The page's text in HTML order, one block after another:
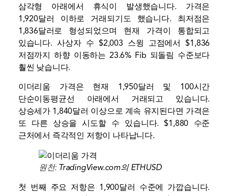
삼각형 아래에서 휴식이 발생했습니다. 가격은
1,920달러 이하로 거래되기도 했습니다. 최저점은
1,836달러로 형성되었으며 현재 가격이 통합되고
있습니다.사상자 수 $2,003 스윙 고점에서 $1,836
저점까지 하향 이동하는 23.6% Fib 되돌림 수준보다
훨씬 낮습니다.
이더리움 가격은 현재 1,950달러 및 100시간
단순이동평균선 아래에서 거래되고 있습니다.
상승세가 1,840달러 이상으로 계속 유지된다면 가격은
또 다른 상승을 시도할 수 있습니다. $1,880 수준
근처에서 즉각적인 저항이 나타납니다.
원천: TradingView.com의 ETHUSD
첫 번째 주요 저항은 1,900달러 수준에 가깝습니다.